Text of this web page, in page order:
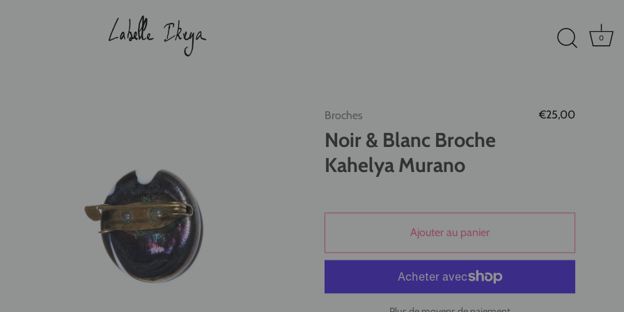
0
Broches €25,00
Noir & Blanc Broche
Kahelya Murano
Ajouter au panier